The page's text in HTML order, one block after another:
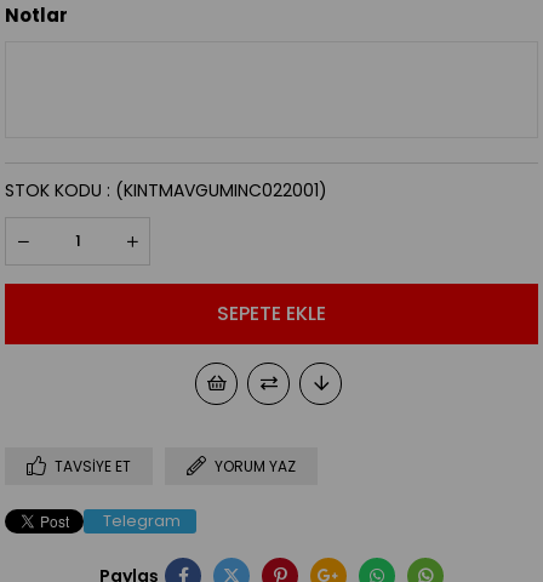
Notlar
(KINTMAVGUMINC022001)
STOK KODU
TAVSIYE ET YORUM YAZ
Telegram
Paylaş